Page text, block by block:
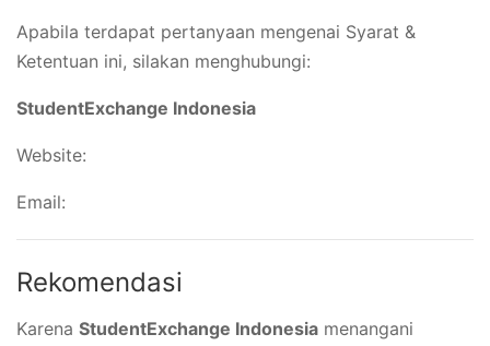
Apabila terdapat pertanyaan mengenai Syarat &
Ketentuan ini, silakan menghubungi:
StudentExchange Indonesia
Website:
Email:
Rekomendasi
Karena StudentExchange Indonesia menangani